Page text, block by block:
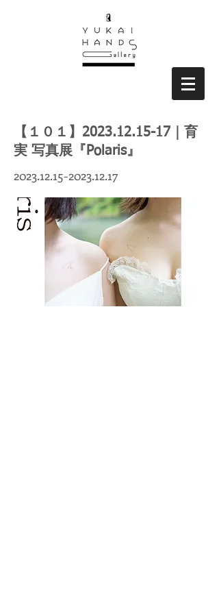
【１０１】2023.12.15-17｜育
実 写真展『Polaris』
2023.12.15-2023.12.17